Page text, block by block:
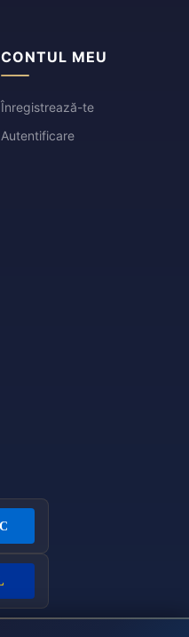
CONTUL MEU
Înregistrează-te
Autentificare